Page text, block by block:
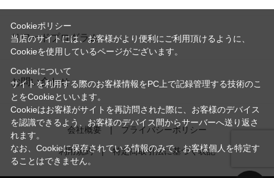
リワードプログラム
お問い合わせ
会社概要 プライバシーポリシー
利用規約 特定商取引法に基づく表記
Cookieポリシー
当店のサイトには、お客様がより便利にご利用頂けるように、
Cookieを使用しているページがございます。
Cookieについて
サイトを利用する際のお客様情報をPC上で記録管理する技術のこ
とをCookieといいます。
Cookieはお客様がサイトを再訪問された際に、お客様のデバイス
を認識できるよう、お客様のデバイス間からサーバーへ送り返さ
れます。
なお、Cookieに保存されている情報のみで、お客様個人を特定す
ることはできません。